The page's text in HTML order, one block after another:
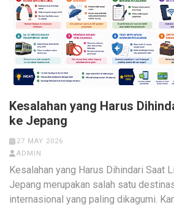
Kesalahan yang Harus
ke Jepang
27 MAY 2026
ADMIN
Kesalahan yang Harus Dihindari Saat
Jepang merupakan salah satu
internasional yang paling dikagumi.